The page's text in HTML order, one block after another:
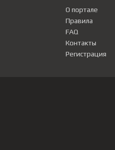
О портале
Правила
FAQ
Контакты
Регистрация